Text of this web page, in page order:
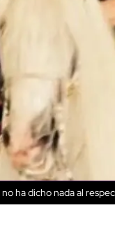
ha dicho nada al